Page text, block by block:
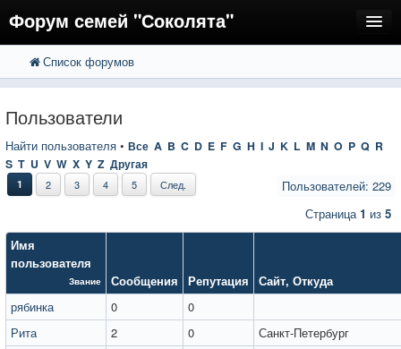
Форум семей "Соколята"
FAQ
Вход
Список форумов
Пользователи
Найти пользователя • Все A B C D E F G H I J K L M N O P Q R
S T U V W X Y Z Другая
Пользователей: 229
1 2 3 4 5 След.
Страница1 из 5
Имя
пользователя
Звание Сообщения Репутация Сайт, Откуда
рябинка
0
0
Рита
2 0
Санкт-Петербург